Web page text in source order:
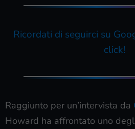
Ricordati di seguirci su
click!
Raggiunto per un’intervista da
Howard ha affrontato uno